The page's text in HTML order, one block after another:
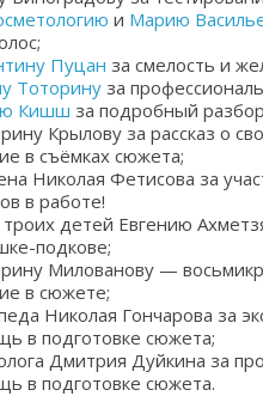
и Марию
Пуцан за смелость и
Тоторину за
Кишш за подробный
Крылову за рассказ о
в съёмках сюжета;
Николая Фетисова за
в работе!
детей Евгению
подкове;
Милованову —
в сюжете;
Николая Гончарова за
в подготовке сюжета;
Дмитрия Дуйкина за
в подготовке сюжета.